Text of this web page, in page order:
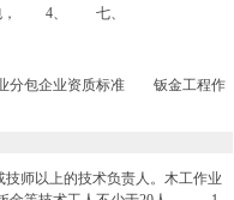
分包， 4、 七、
分包企业资质标准 钣金工程作
师以上的技术负责人。木工作业